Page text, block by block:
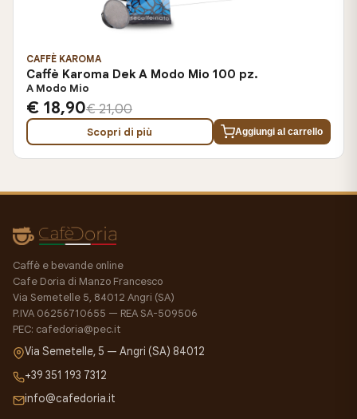
CAFFÈ KAROMA
Caffè Karoma Dek A Modo Mio 100 pz.
A Modo Mio
€ 18,90€ 21,00
Scopri di più Aggiungi al carrello
Caffè e bevande online
Cafe Doria di Manzo Francesco
Via Semetelle 5, 84012 Angri (SA)
P.IVA 06256710655 — REA SA-509506
PEC: cafedoria@pec.it
Via Semetelle, 5 — Angri (SA) 84012
+39 351 193 7312
info@cafedoria.it